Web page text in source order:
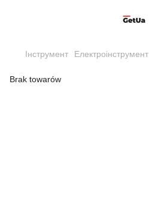
Інструмент Електроінструмент
Brak towarów